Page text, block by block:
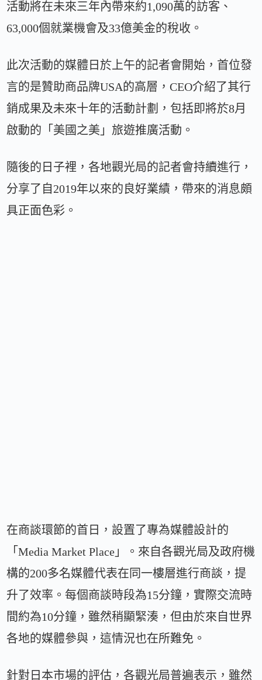
活動將在未來三年內帶來約1,090萬的訪客、
63,000個就業機會及33億美金的稅收。
此次活動的媒體日於上午的記者會開始，首位發
言的是贊助商品牌USA的高層，CEO介紹了其行
銷成果及未來十年的活動計劃，包括即將於8月
啟動的「美國之美」旅遊推廣活動。
隨後的日子裡，各地觀光局的記者會持續進行，
分享了自2019年以來的良好業績，帶來的消息頗
具正面色彩。
在商談環節的首日，設置了專為媒體設計的
「Media Market Place」。來自各觀光局及政府機
構的200多名媒體代表在同一樓層進行商談，提
升了效率。每個商談時段為15分鐘，實際交流時
間約為10分鐘，雖然稍顯緊湊，但由於來自世界
各地的媒體參與，這情況也在所難免。
針對日本市場的評估，各觀光局普遍表示，雖然